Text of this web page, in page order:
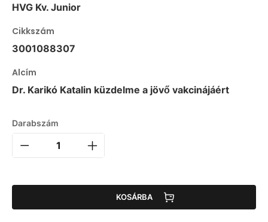
HVG Kv. Junior
Cikkszám
3001088307
Alcím
Dr. Karikó Katalin küzdelme a jövő vakcinájáért
Darabszám
KOSÁRBA